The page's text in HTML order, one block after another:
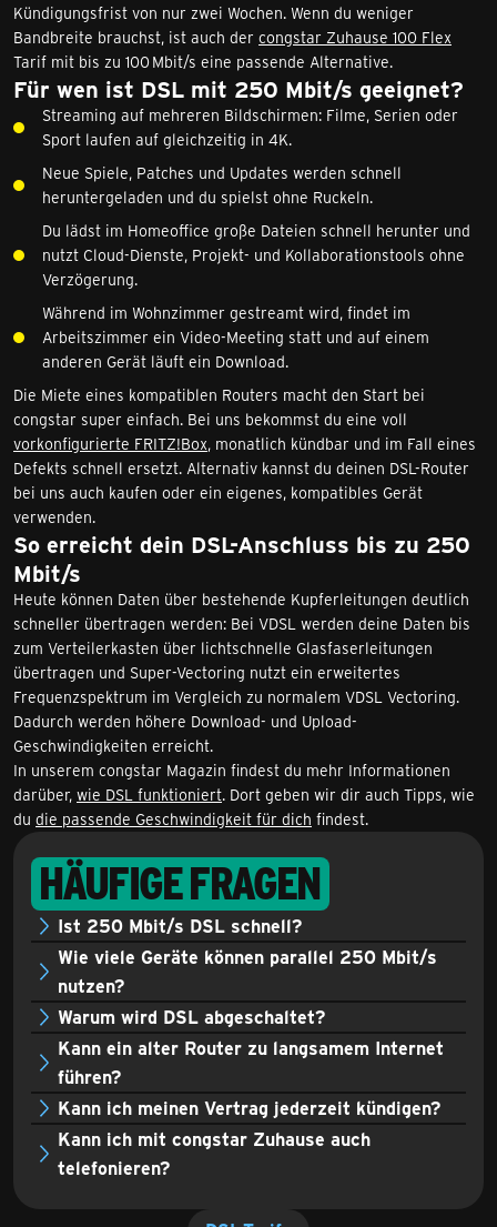
Kündigungsfrist von nur zwei Wochen. Wenn du weniger
Bandbreite brauchst, ist auch der congstar Zuhause 100 Flex
Tarif mit bis zu 100 Mbit/s eine passende Alternative.
Für wen ist DSL mit 250 Mbit/s geeignet?
Streaming auf mehreren Bildschirmen: Filme, Serien oder
Sport laufen auf gleichzeitig in 4K.
Neue Spiele, Patches und Updates werden schnell
heruntergeladen und du spielst ohne Ruckeln.
Du lädst im Homeoffice große Dateien schnell herunter und
nutzt Cloud-Dienste, Projekt- und Kollaborationstools ohne
Verzögerung.
Während im Wohnzimmer gestreamt wird, findet im
Arbeitszimmer ein Video-Meeting statt und auf einem
anderen Gerät läuft ein Download.
Die Miete eines kompatiblen Routers macht den Start bei
congstar super einfach. Bei uns bekommst du eine voll
vorkonfigurierte FRITZ!Box, monatlich kündbar und im Fall eines
Defekts schnell ersetzt. Alternativ kannst du deinen DSL-Router
bei uns auch kaufen oder ein eigenes, kompatibles Gerät
verwenden.
So erreicht dein DSL-Anschluss bis zu 250
Mbit/s
Heute können Daten über bestehende Kupferleitungen deutlich
schneller übertragen werden: Bei VDSL werden deine Daten bis
zum Verteilerkasten über lichtschnelle Glasfaserleitungen
übertragen und Super-Vectoring nutzt ein erweitertes
Frequenzspektrum im Vergleich zu normalem VDSL Vectoring.
Dadurch werden höhere Download- und Upload-
Geschwindigkeiten erreicht.
In unserem congstar Magazin findest du mehr Informationen
darüber, wie DSL funktioniert. Dort geben wir dir auch Tipps, wie
du die passende Geschwindigkeit für dich findest.
HÄUFIGE FRAGEN
Ist 250 Mbit/s DSL schnell?
Wie viele Geräte können parallel 250 Mbit/s
nutzen?
Warum wird DSL abgeschaltet?
Kann ein alter Router zu langsamem Internet
führen?
Kann ich meinen Vertrag jederzeit kündigen?
Kann ich mit congstar Zuhause auch
telefonieren?